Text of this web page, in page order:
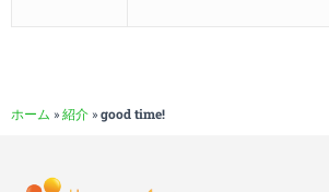
ホーム » 紹介 » good time!